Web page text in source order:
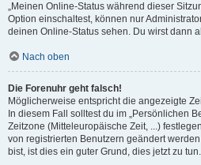
„Meinen Online-Status während dieser
Option einschaltest, können nur
deinen Online-Status sehen. Du wirst dann
Nach oben
Die Forenuhr geht falsch!
Möglicherweise entspricht die angezeigte
In diesem Fall solltest du im „Persönlichen
Zeitzone (Mitteleuropäische Zeit, ...)
von registrierten Benutzern geändert
bist, ist dies ein guter Grund, dies jetzt zu tun.